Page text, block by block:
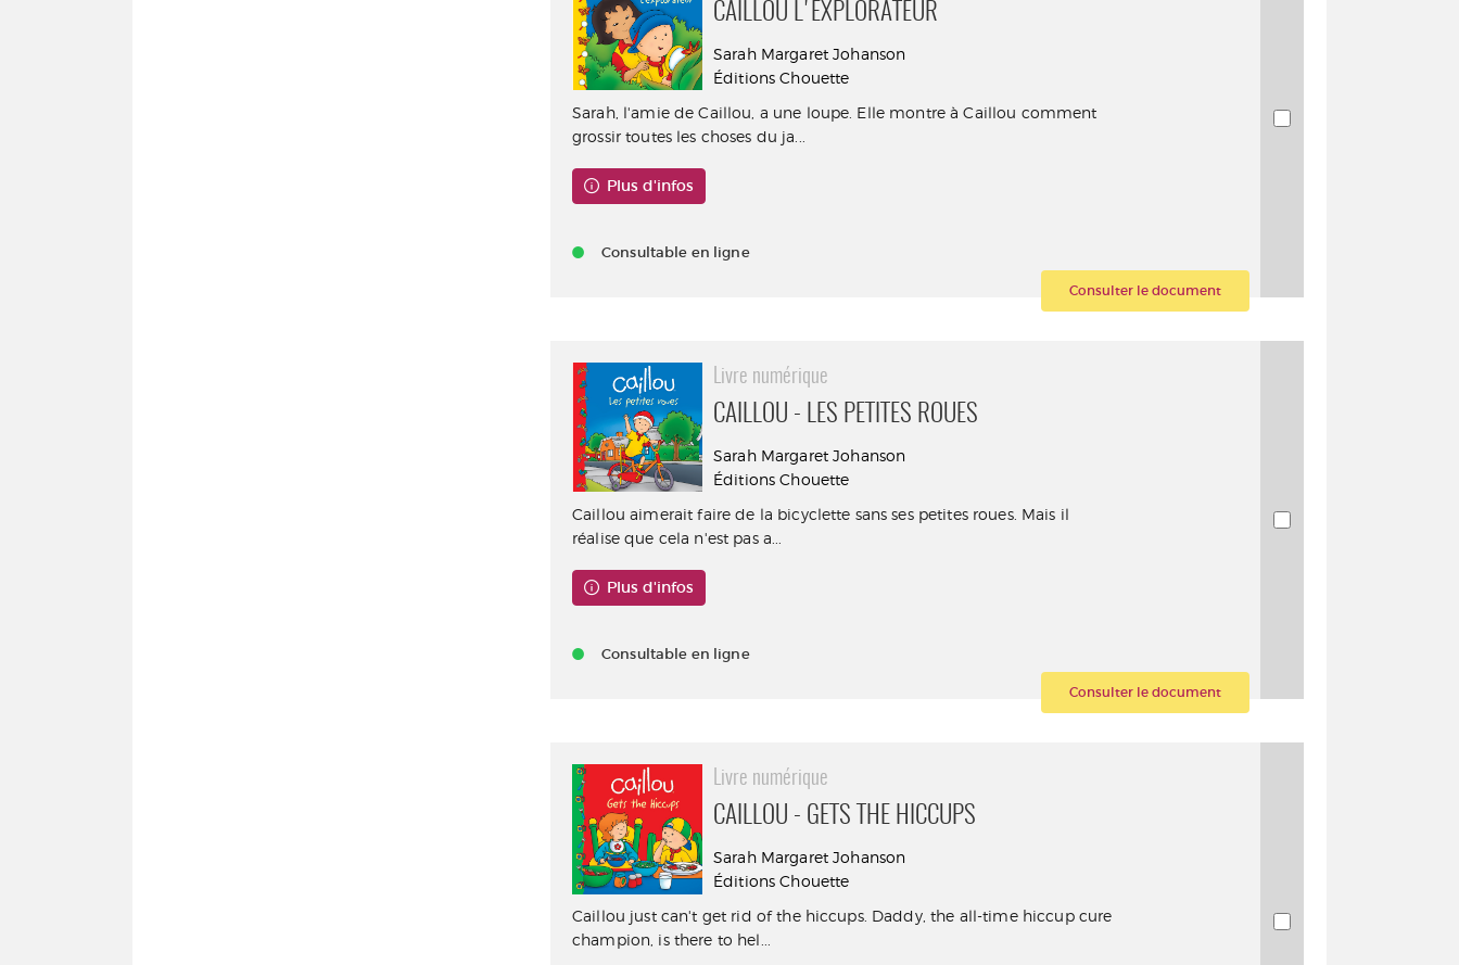
CAILLOU L'EXPLORATEUR
Sarah Margaret Johanson
Éditions Chouette
Sarah, l'amie de Caillou, a une loupe. Elle montre à Caillou comment
grossir toutes les choses du ja...
Plus d'infos
Consultable en ligne
Consulter le document
Livre numérique
CAILLOU - LES PETITES ROUES
Sarah Margaret Johanson
Éditions Chouette
Caillou aimerait faire de la bicyclette sans ses petites roues. Mais il
réalise que cela n'est pas a...
Plus d'infos
Consultable en ligne
Consulter le document
Livre numérique
CAILLOU - GETS THE HICCUPS
Sarah Margaret Johanson
Éditions Chouette
Caillou just can't get rid of the hiccups. Daddy, the all-time hiccup cure
champion, is there to hel...